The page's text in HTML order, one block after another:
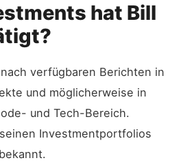
hat Bill
verfügbaren Berichten in
und möglicherweise in
und Tech-Bereich.
Investmentportfolios